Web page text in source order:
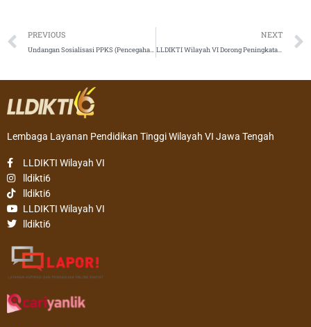
Prev
PREVIOUS
Undangan Sosialisasi PPKS (Pencegahan dan penanganan Kekerasan Seksual) di Perguruan Tinggi
NEXT
LLDIKTI Wilayah VI Dorong Peningkatan Kualitas Mutu Politeknik Bumi Akpelni
Lembaga Layanan Pendidikan Tinggi Wilayah VI Jawa Tengah
LLDIKTI Wilayah VI
lldikti6
lldikti6
LLDIKTI Wilayah VI
lldikti6